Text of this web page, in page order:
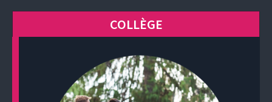
COLLÈGE